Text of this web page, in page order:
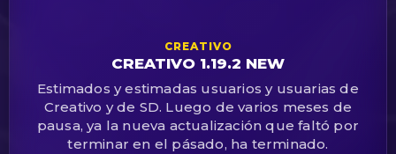
CREATIVO
CREATIVO 1.19.2 NEW
Estimados y estimadas usuarios y usuarias de
Creativo y de SD. Luego de varios meses de
pausa, ya la nueva actualización que faltó por
terminar en el pásado, ha terminado.